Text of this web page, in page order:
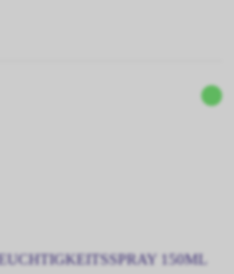
150ML